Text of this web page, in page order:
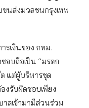
นส่งมวลชนกรุงเทพ
รเงินของ กทม.
อบถือเป็น “มรดก
แต่ผู้บริหารชุด
งรับผิดชอบเพียง
าลเข้ามามีส่วนร่วม